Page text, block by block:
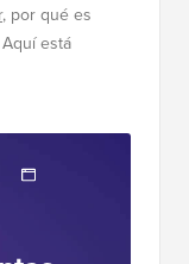
, por qué es
está